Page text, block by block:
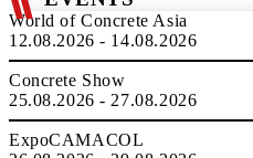
World of Concrete Asia
12.08.2026 - 14.08.2026
Concrete Show
25.08.2026 - 27.08.2026
ExpoCAMACOL